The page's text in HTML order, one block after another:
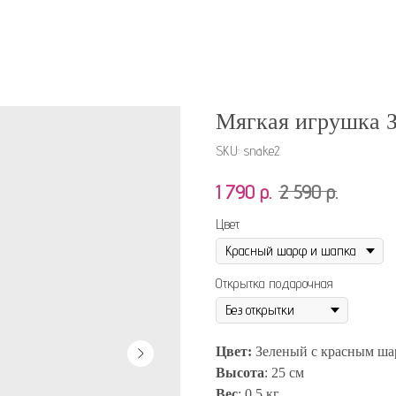
Мягкая игрушка
SKU: snake2
1 790 р. 2 590 р.
Цвет
Открытка подарочная
Цвет: Зеленый с красным
Высота: 25 см